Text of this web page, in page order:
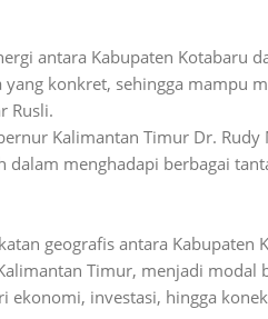
antara Kabupaten Kotabaru
yang konkret, sehingga mampu
Rusli.
Kalimantan Timur Dr.
dalam menghadapi berbagai
geografis antara Kabupaten
Timur, menjadi
ekonomi, investasi, hingga